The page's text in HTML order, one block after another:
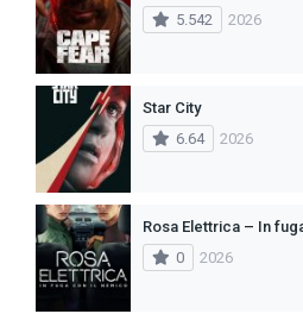
5.542
2026
Star City
6.64
2026
Rosa Elettrica – In
0
2026